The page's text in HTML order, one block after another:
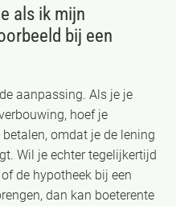
als ik mijn
bij een
aanpassing. Als je je
hoef je
omdat je de lening
Wil je echter tegelijkertijd
de hypotheek bij een
dan kan boeterente